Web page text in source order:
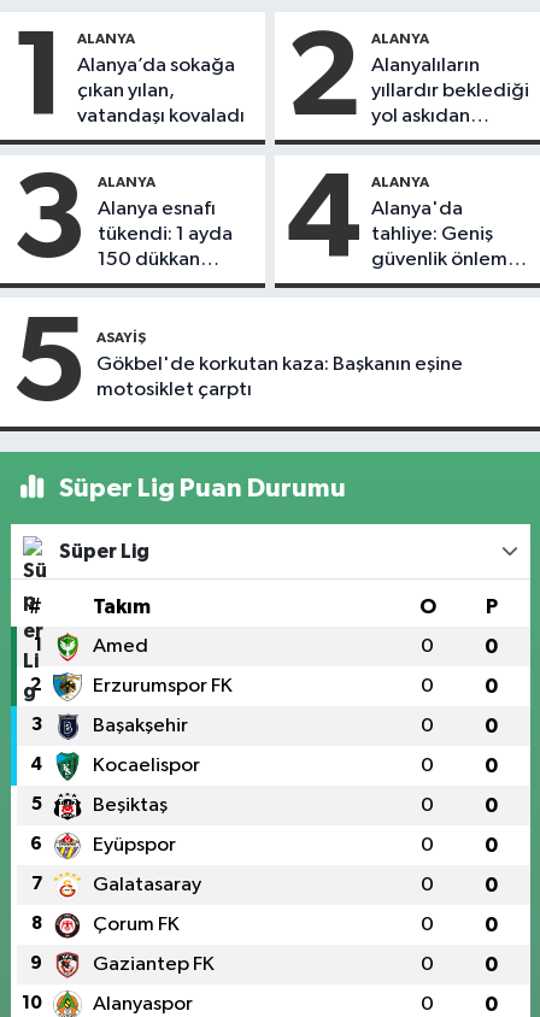
1 ALANYA
Alanya’da sokağa
çıkan yılan,
vatandaşı kovaladı
2 ALANYA
Alanyalıların
yıllardır beklediği
yol askıdan
döndü
3 ALANYA
Alanya esnafı
tükendi: 1 ayda
150 dükkan
kapandı
4 ALANYA
Alanya'da
tahliye: Geniş
güvenlik önlemi
alındı
5 ASAYIŞ
Gökbel'de korkutan kaza: Başkanın eşine
motosiklet çarptı
Süper Lig Puan Durumu
Süper Lig
# Takım O P
1 Amed 0 0
2 Erzurumspor FK 0 0
3 Başakşehir 0 0
4 Kocaelispor 0 0
5 Beşiktaş 0 0
6 Eyüpspor 0 0
7 Galatasaray 0 0
8 Çorum FK 0 0
9 Gaziantep FK 0 0
10 Alanyaspor 0 0